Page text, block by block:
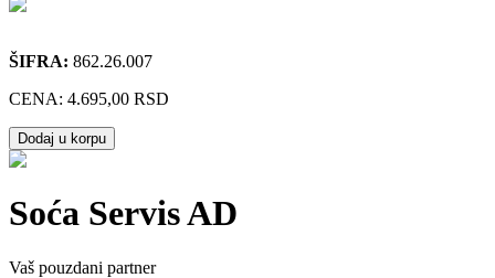
ŠIFRA: 862.26.007
CENA: 4.695,00 RSD
Dodaj u korpu
Soća Servis AD
Vaš pouzdani partner